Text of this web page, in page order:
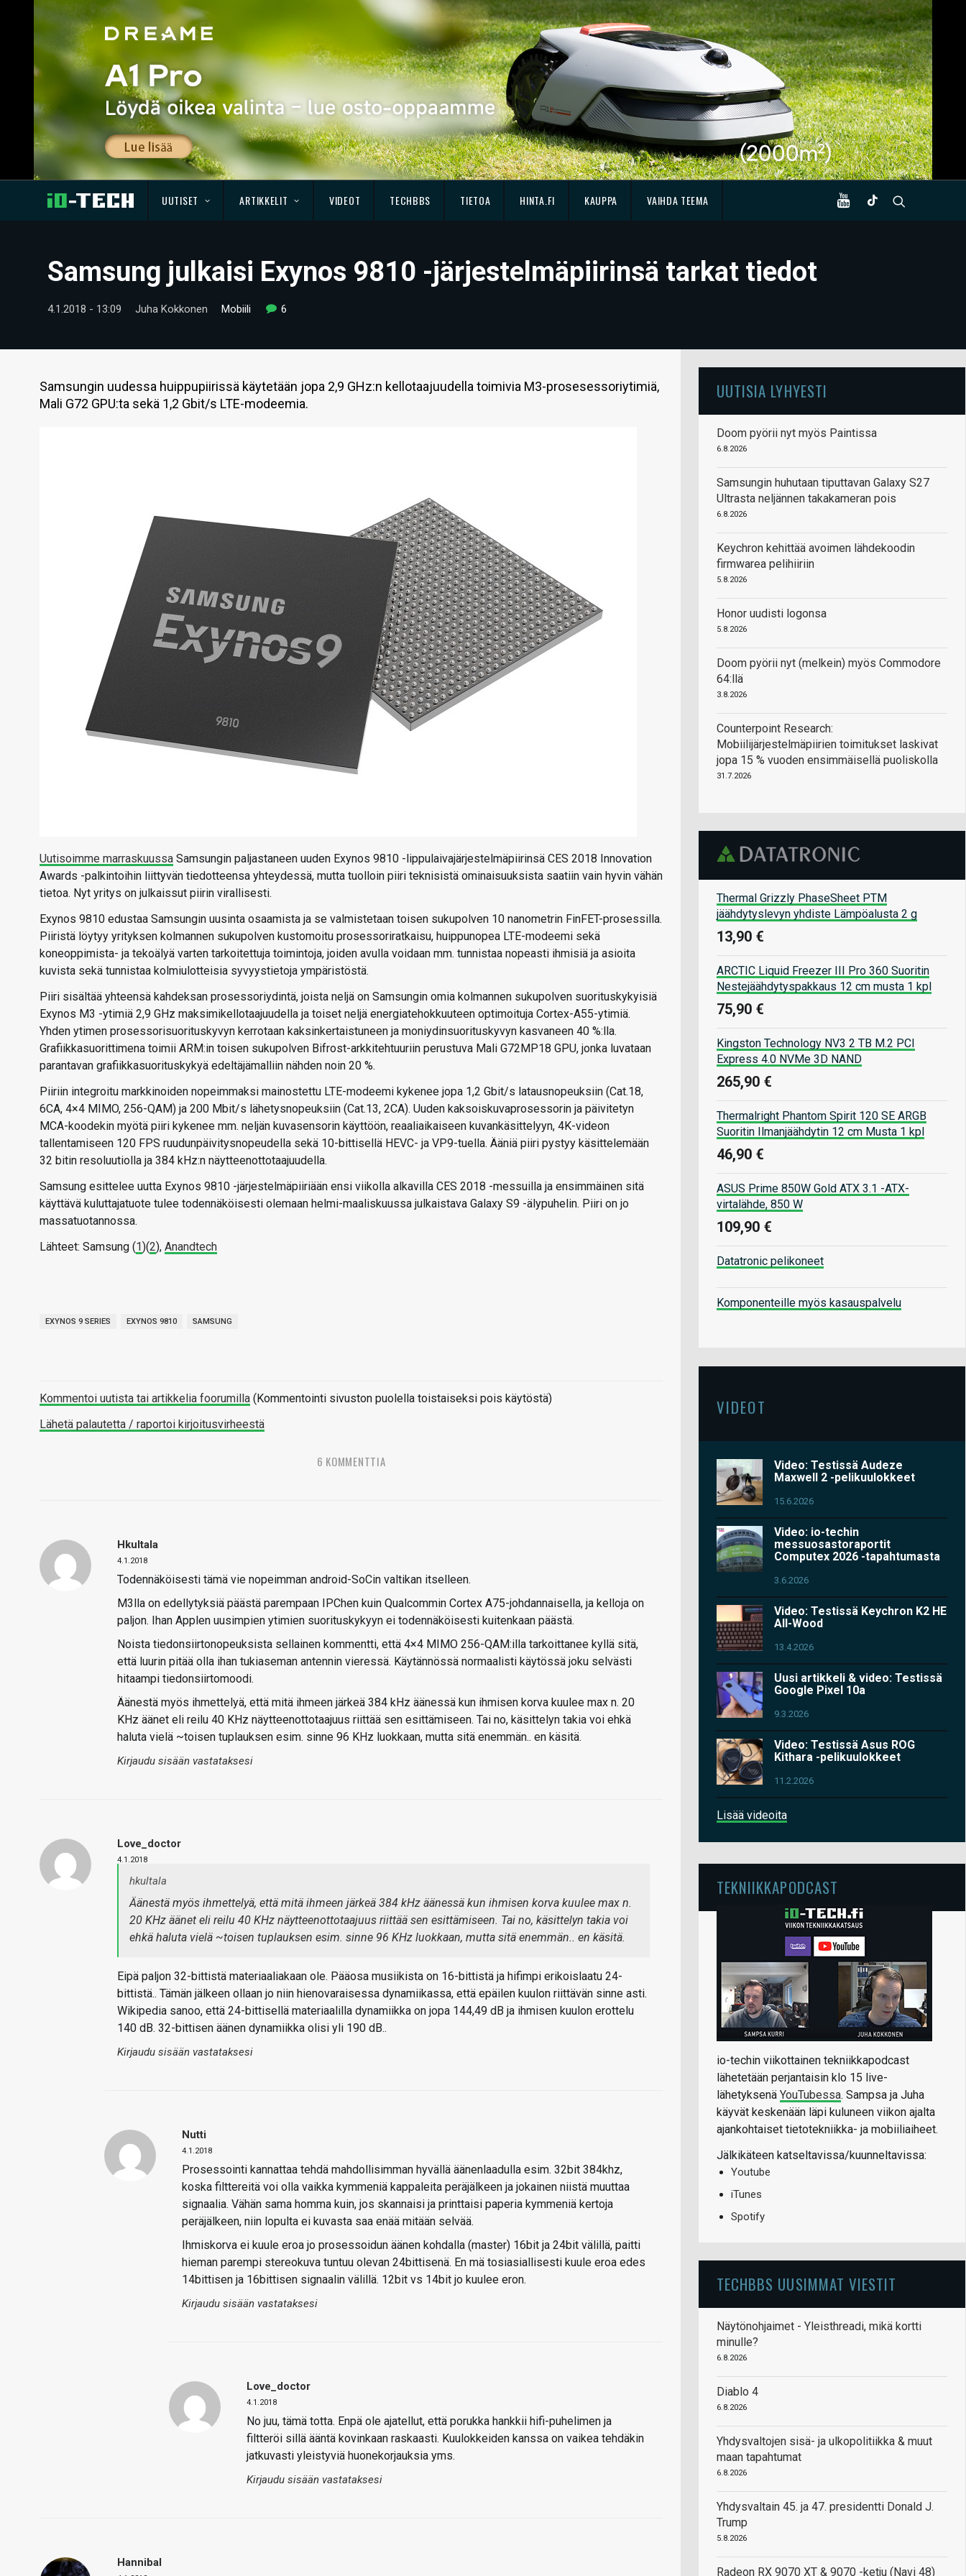
UUTISET ARTIKKELIT VIDEOT TECHBBS TIETOA HINTA.FI KAUPPA VAIHDA TEEMA
Samsung julkaisi Exynos 9810 -järjestelmäpiirinsä tarkat tiedot
4.1.2018 - 13:09 Juha Kokkonen Mobiili 6
Samsungin uudessa huippupiirissä käytetään jopa 2,9 GHz:n kellotaajuudella toimivia M3-prosesessoriytimiä,
Mali G72 GPU:ta sekä 1,2 Gbit/s LTE-modeemia.
Uutisoimme marraskuussa Samsungin paljastaneen uuden Exynos 9810 -lippulaivajärjestelmäpiirinsä CES 2018 Innovation
Awards -palkintoihin liittyvän tiedotteensa yhteydessä, mutta tuolloin piiri teknisistä ominaisuuksista saatiin vain hyvin vähän
tietoa. Nyt yritys on julkaissut piirin virallisesti.
Exynos 9810 edustaa Samsungin uusinta osaamista ja se valmistetaan toisen sukupolven 10 nanometrin FinFET-prosessilla.
Piiristä löytyy yrityksen kolmannen sukupolven kustomoitu prosessoriratkaisu, huippunopea LTE-modeemi sekä
koneoppimista- ja tekoälyä varten tarkoitettuja toimintoja, joiden avulla voidaan mm. tunnistaa nopeasti ihmisiä ja asioita
kuvista sekä tunnistaa kolmiulotteisia syvyystietoja ympäristöstä.
Piiri sisältää yhteensä kahdeksan prosessoriydintä, joista neljä on Samsungin omia kolmannen sukupolven suorituskykyisiä
Exynos M3 -ytimiä 2,9 GHz maksimikellotaajuudella ja toiset neljä energiatehokkuuteen optimoituja Cortex-A55-ytimiä.
Yhden ytimen prosessorisuorituskyvyn kerrotaan kaksinkertaistuneen ja moniydinsuorituskyvyn kasvaneen 40 %:lla.
Grafiikkasuorittimena toimii ARM:in toisen sukupolven Bifrost-arkkitehtuuriin perustuva Mali G72MP18 GPU, jonka luvataan
parantavan grafiikkasuorituskykyä edeltäjämalliin nähden noin 20 %.
Piiriin integroitu markkinoiden nopeimmaksi mainostettu LTE-modeemi kykenee jopa 1,2 Gbit/s latausnopeuksiin (Cat.18,
6CA, 4×4 MIMO, 256-QAM) ja 200 Mbit/s lähetysnopeuksiin (Cat.13, 2CA). Uuden kaksoiskuvaprosessorin ja päivitetyn
MCA-koodekin myötä piiri kykenee mm. neljän kuvasensorin käyttöön, reaaliaikaiseen kuvankäsittelyyn, 4K-videon
tallentamiseen 120 FPS ruudunpäivitysnopeudella sekä 10-bittisellä HEVC- ja VP9-tuella. Ääniä piiri pystyy käsittelemään
32 bitin resoluutiolla ja 384 kHz:n näytteenottotaajuudella.
Samsung esittelee uutta Exynos 9810 -järjestelmäpiiriään ensi viikolla alkavilla CES 2018 -messuilla ja ensimmäinen sitä
käyttävä kuluttajatuote tulee todennäköisesti olemaan helmi-maaliskuussa julkaistava Galaxy S9 -älypuhelin. Piiri on jo
massatuotannossa.
Lähteet: Samsung (1)(2), Anandtech
EXYNOS 9 SERIES EXYNOS 9810 SAMSUNG
Kommentoi uutista tai artikkelia foorumilla (Kommentointi sivuston puolella toistaiseksi pois käytöstä)
Lähetä palautetta / raportoi kirjoitusvirheestä
6 KOMMENTTIA
Hkultala
4.1.2018
Todennäköisesti tämä vie nopeimman android-SoCin valtikan itselleen.
M3lla on edellytyksiä päästä parempaan IPChen kuin Qualcommin Cortex A75-johdannaisella, ja kelloja on
paljon. Ihan Applen uusimpien ytimien suorituskykyyn ei todennäköisesti kuitenkaan päästä.
Noista tiedonsiirtonopeuksista sellainen kommentti, että 4×4 MIMO 256-QAM:illa tarkoittanee kyllä sitä,
että luurin pitää olla ihan tukiaseman antennin vieressä. Käytännössä normaalisti käytössä joku selvästi
hitaampi tiedonsiirtomoodi.
Äänestä myös ihmettelyä, että mitä ihmeen järkeä 384 kHz äänessä kun ihmisen korva kuulee max n. 20
KHz äänet eli reilu 40 KHz näytteenottotaajuus riittää sen esittämiseen. Tai no, käsittelyn takia voi ehkä
haluta vielä ~toisen tuplauksen esim. sinne 96 KHz luokkaan, mutta sitä enemmän.. en käsitä.
Kirjaudu sisään vastataksesi
Love_doctor
4.1.2018
hkultala
Äänestä myös ihmettelyä, että mitä ihmeen järkeä 384 kHz äänessä kun ihmisen korva kuulee max n.
20 KHz äänet eli reilu 40 KHz näytteenottotaajuus riittää sen esittämiseen. Tai no, käsittelyn takia voi
ehkä haluta vielä ~toisen tuplauksen esim. sinne 96 KHz luokkaan, mutta sitä enemmän.. en käsitä.
Eipä paljon 32-bittistä materiaaliakaan ole. Pääosa musiikista on 16-bittistä ja hifimpi erikoislaatu 24-
bittistä.. Tämän jälkeen ollaan jo niin hienovaraisessa dynamiikassa, että epäilen kuulon riittävän sinne asti.
Wikipedia sanoo, että 24-bittisellä materiaalilla dynamiikka on jopa 144,49 dB ja ihmisen kuulon erottelu
140 dB. 32-bittisen äänen dynamiikka olisi yli 190 dB..
Kirjaudu sisään vastataksesi
Nutti
4.1.2018
Prosessointi kannattaa tehdä mahdollisimman hyvällä äänenlaadulla esim. 32bit 384khz,
koska filttereitä voi olla vaikka kymmeniä kappaleita peräjälkeen ja jokainen niistä muuttaa
signaalia. Vähän sama homma kuin, jos skannaisi ja printtaisi paperia kymmeniä kertoja
peräjälkeen, niin lopulta ei kuvasta saa enää mitään selvää.
Ihmiskorva ei kuule eroa jo prosessoidun äänen kohdalla (master) 16bit ja 24bit välillä, paitti
hieman parempi stereokuva tuntuu olevan 24bittisenä. En mä tosiasiallisesti kuule eroa edes
14bittisen ja 16bittisen signaalin välillä. 12bit vs 14bit jo kuulee eron.
Kirjaudu sisään vastataksesi
Love_doctor
4.1.2018
No juu, tämä totta. Enpä ole ajatellut, että porukka hankkii hifi-puhelimen ja
filtteröi sillä ääntä kovinkaan raskaasti. Kuulokkeiden kanssa on vaikea tehdäkin
jatkuvasti yleistyviä huonekorjauksia yms.
Kirjaudu sisään vastataksesi
Hannibal
UUTISIA LYHYESTI
Doom pyörii nyt myös Paintissa
6.8.2026
Samsungin huhutaan tiputtavan Galaxy S27
Ultrasta neljännen takakameran pois
6.8.2026
Keychron kehittää avoimen lähdekoodin
firmwarea pelihiiriin
5.8.2026
Honor uudisti logonsa
5.8.2026
Doom pyörii nyt (melkein) myös Commodore
64:llä
3.8.2026
Counterpoint Research:
Mobiilijärjestelmäpiirien toimitukset laskivat
jopa 15 % vuoden ensimmäisellä puoliskolla
31.7.2026
Thermal Grizzly PhaseSheet PTM
jäähdytyslevyn yhdiste Lämpöalusta 2 g
13,90 €
ARCTIC Liquid Freezer III Pro 360 Suoritin
Nestejäähdytyspakkaus 12 cm musta 1 kpl
75,90 €
Kingston Technology NV3 2 TB M.2 PCI
Express 4.0 NVMe 3D NAND
265,90 €
Thermalright Phantom Spirit 120 SE ARGB
Suoritin Ilmanjäähdytin 12 cm Musta 1 kpl
46,90 €
ASUS Prime 850W Gold ATX 3.1 -ATX-
virtalähde, 850 W
109,90 €
Datatronic pelikoneet
Komponenteille myös kasauspalvelu
VIDEOT
Video: Testissä Audeze
Maxwell 2 -pelikuulokkeet
15.6.2026
Video: io-techin
messuosastoraportit
Computex 2026 -tapahtumasta
3.6.2026
Video: Testissä Keychron K2 HE
All-Wood
13.4.2026
Uusi artikkeli & video: Testissä
Google Pixel 10a
9.3.2026
Video: Testissä Asus ROG
Kithara -pelikuulokkeet
11.2.2026
Lisää videoita
TEKNIIKKAPODCAST
io-techin viikottainen tekniikkapodcast
lähetetään perjantaisin klo 15 live-
lähetyksenä YouTubessa. Sampsa ja Juha
käyvät keskenään läpi kuluneen viikon ajalta
ajankohtaiset tietotekniikka- ja mobiiliaiheet.
Jälkikäteen katseltavissa/kuunneltavissa:
Youtube
iTunes
Spotify
TECHBBS UUSIMMAT VIESTIT
Näytönohjaimet - Yleisthreadi, mikä kortti
minulle?
6.8.2026
Diablo 4
6.8.2026
Yhdysvaltojen sisä- ja ulkopolitiikka & muut
maan tapahtumat
6.8.2026
Yhdysvaltain 45. ja 47. presidentti Donald J.
Trump
5.8.2026
Radeon RX 9070 XT & 9070 -ketju (Navi 48)